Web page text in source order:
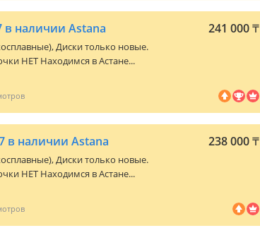
в наличии Astana 241 000₸
Диски только новые.
НЕТ Находимся в Астане...
в наличии Astana 238 000₸
Диски только новые.
НЕТ Находимся в Астане...